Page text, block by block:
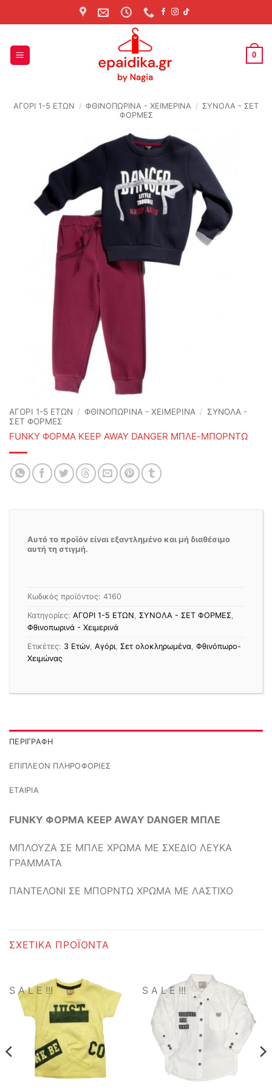
to
0
ΑΓΟΡΙ 1-5 ΕΤΩΝ / ΦΘΙΝΟΠΩΡΙΝΆ - ΧΕΙΜΕΡΙΝΆ / ΣΥΝΟΛΑ - ΣΕΤ
ΦΟΡΜΕΣ
ΑΓΟΡΙ 1-5 ΕΤΩΝ / ΦΘΙΝΟΠΩΡΙΝΆ - ΧΕΙΜΕΡΙΝΆ / ΣΥΝΟΛΑ -
ΣΕΤ ΦΟΡΜΕΣ
FUNKY ΦΟΡΜΑ KEEP AWAY DANGER ΜΠΛΕ-ΜΠΟΡΝΤΩ
Αυτό το προϊόν είναι εξαντλημένο και μή διαθέσιμο
αυτή τη στιγμή.
Κωδικός προϊόντος: 4160
Κατηγορίες: ΑΓΟΡΙ 1-5 ΕΤΩΝ ΣΥΝΟΛΑ - ΣΕΤ ΦΟΡΜΕΣ
Φθινοπωρινά - Χειμερινά
Ετικέτες: 3 Ετών Αγόρι Σετ ολοκληρωμένα Φθινόπωρο-
Χειμώνας
ΠΕΡΙΓΡΑΦΉ
ΕΠΙΠΛΈΟΝ ΠΛΗΡΟΦΟΡΊΕΣ
ΕΤΑΙΡΊΑ
FUNKY ΦΟΡΜΑ KEEP AWAY DANGER ΜΠΛΕ
ΜΠΛΟΥΖΑ ΣΕ ΜΠΛΕ ΧΡΩΜΑ ΜΕ ΣΧΕΔΙΟ ΛΕΥΚΑ
ΓΡΑΜΜΑΤΑ
ΠΑΝΤΕΛΟΝΙ ΣΕ ΜΠΟΡΝΤΩ ΧΡΩΜΑ ΜΕ ΛΑΣΤΙΧΟ
ΣΧΕΤΙΚΆ ΠΡΟΪΌΝΤΑ
S A L E !!! S A L E !!!